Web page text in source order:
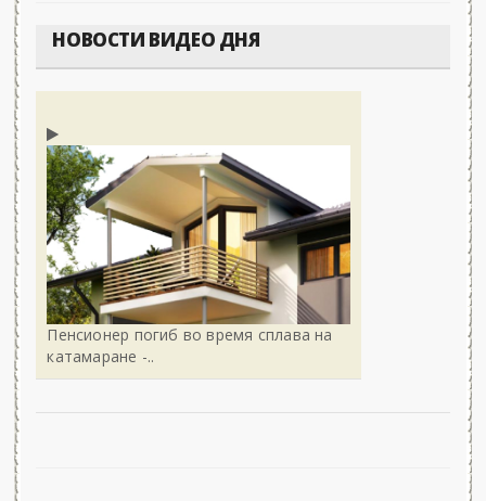
НОВОСТИ ВИДЕО ДНЯ
Пенсионер погиб во время сплава на
катамаране -..